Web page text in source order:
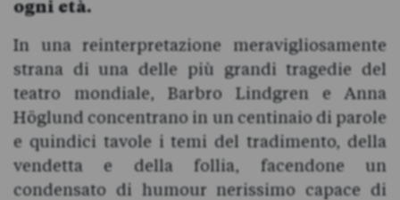
ogni età.
In una reinterpretazione meravigliosamente
strana di una delle più grandi tragedie del
teatro mondiale, Barbro Lindgren e Anna
Höglund concentrano in un centinaio di parole
e quindici tavole i temi del tradimento, della
vendetta e della follia, facendone un
condensato di humour nerissimo capace di